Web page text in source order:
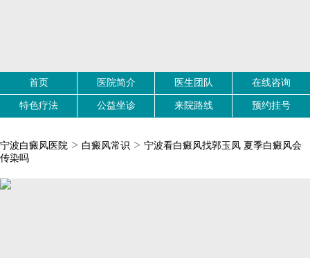
首页 医院简介 医生团队 在线咨询
特色疗法 公益坐诊 来院路线 预约挂号
宁波白癜风医院 > 白癜风常识 > 宁波看白癜风找郭玉凤 夏季白癜风会
传染吗